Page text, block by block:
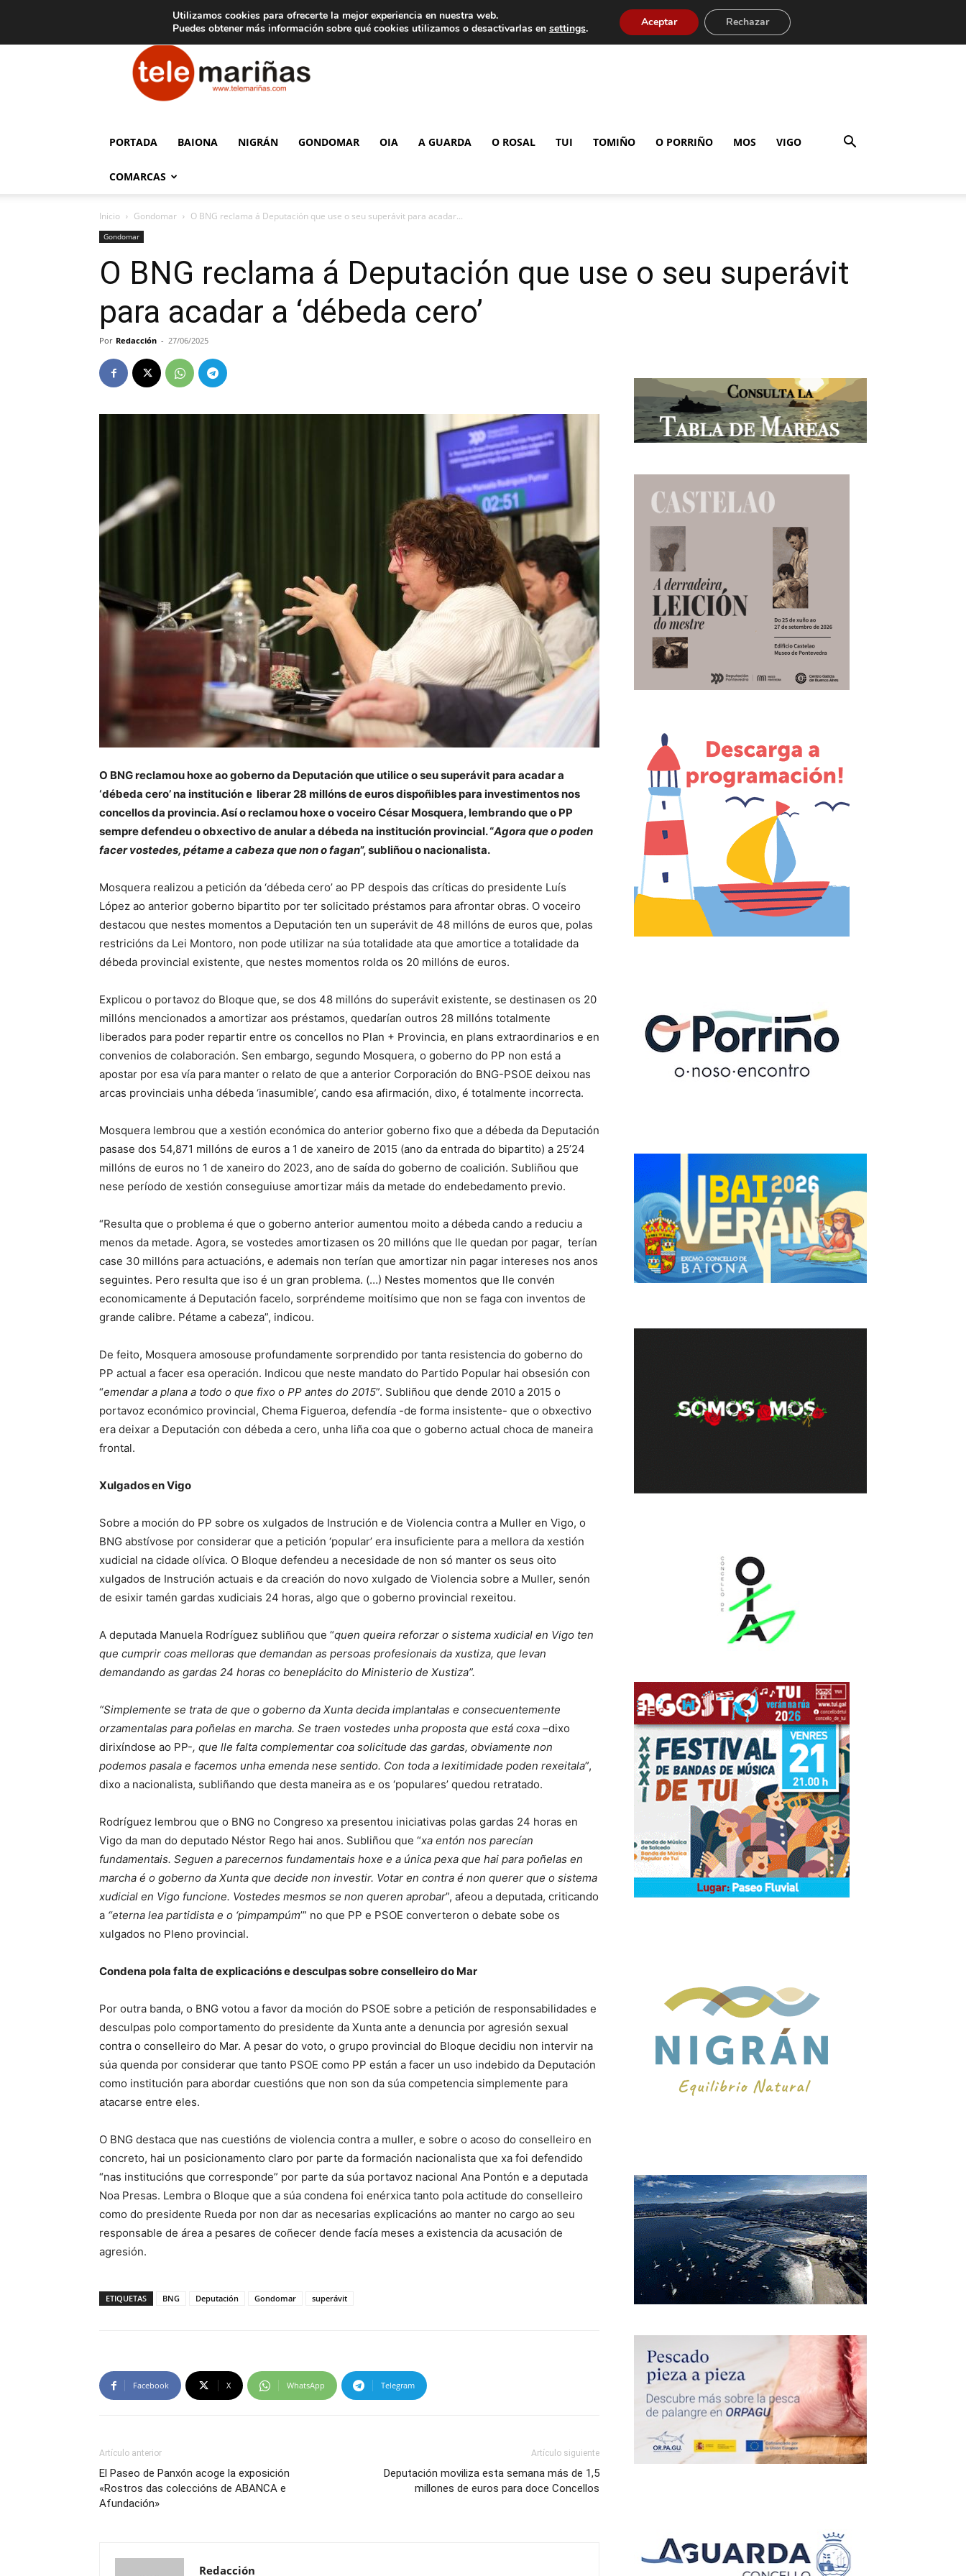
Aviso legal Tarifas de publicidad
Telemariñas
PORTADA BAIONA NIGRÁN GONDOMAR OIA A GUARDA O ROSAL TUI TOMIÑO O PORRIÑO MOS VIGO
COMARCAS
Inicio Gondomar O BNG reclama á Deputación que use o seu superávit para acadar...
Gondomar
O BNG reclama á Deputación que use o seu superávit
para acadar a ‘débeda cero’
Por Redacción - 27/06/2025
O BNG reclamou hoxe ao goberno da Deputación que utilice o seu superávit para acadar a
‘débeda cero’ na institución e liberar 28 millóns de euros dispoñibles para investimentos nos
concellos da provincia. Así o reclamou hoxe o voceiro César Mosquera, lembrando que o PP
sempre defendeu o obxectivo de anular a débeda na institución provincial. “Agora que o poden
facer vostedes, pétame a cabeza que non o fagan”, subliñou o nacionalista.
Mosquera realizou a petición da ‘débeda cero’ ao PP despois das críticas do presidente Luís
López ao anterior goberno bipartito por ter solicitado préstamos para afrontar obras. O voceiro
destacou que nestes momentos a Deputación ten un superávit de 48 millóns de euros que, polas
restricións da Lei Montoro, non pode utilizar na súa totalidade ata que amortice a totalidade da
débeda provincial existente, que nestes momentos rolda os 20 millóns de euros.
Explicou o portavoz do Bloque que, se dos 48 millóns do superávit existente, se destinasen os 20
millóns mencionados a amortizar aos préstamos, quedarían outros 28 millóns totalmente
liberados para poder repartir entre os concellos no Plan + Provincia, en plans extraordinarios e en
convenios de colaboración. Sen embargo, segundo Mosquera, o goberno do PP non está a
apostar por esa vía para manter o relato de que a anterior Corporación do BNG-PSOE deixou nas
arcas provinciais unha débeda ‘inasumible’, cando esa afirmación, dixo, é totalmente incorrecta.
Mosquera lembrou que a xestión económica do anterior goberno fixo que a débeda da Deputación
pasase dos 54,871 millóns de euros a 1 de xaneiro de 2015 (ano da entrada do bipartito) a 25’24
millóns de euros no 1 de xaneiro do 2023, ano de saída do goberno de coalición. Subliñou que
nese período de xestión conseguiuse amortizar máis da metade do endebedamento previo.
“Resulta que o problema é que o goberno anterior aumentou moito a débeda cando a reduciu a
menos da metade. Agora, se vostedes amortizasen os 20 millóns que lle quedan por pagar, terían
case 30 millóns para actuacións, e ademais non terían que amortizar nin pagar intereses nos anos
seguintes. Pero resulta que iso é un gran problema. (…) Nestes momentos que lle convén
economicamente á Deputación facelo, sorpréndeme moitísimo que non se faga con inventos de
grande calibre. Pétame a cabeza”, indicou.
De feito, Mosquera amosouse profundamente sorprendido por tanta resistencia do goberno do
PP actual a facer esa operación. Indicou que neste mandato do Partido Popular hai obsesión con
“emendar a plana a todo o que fixo o PP antes do 2015”. Subliñou que dende 2010 a 2015 o
portavoz económico provincial, Chema Figueroa, defendía -de forma insistente- que o obxectivo
era deixar a Deputación con débeda a cero, unha liña coa que o goberno actual choca de maneira
frontal.
Xulgados en Vigo
Sobre a moción do PP sobre os xulgados de Instrución e de Violencia contra a Muller en Vigo, o
BNG abstívose por considerar que a petición ‘popular’ era insuficiente para a mellora da xestión
xudicial na cidade olívica. O Bloque defendeu a necesidade de non só manter os seus oito
xulgados de Instrución actuais e da creación do novo xulgado de Violencia sobre a Muller, senón
de esixir tamén gardas xudiciais 24 horas, algo que o goberno provincial rexeitou.
A deputada Manuela Rodríguez subliñou que “quen queira reforzar o sistema xudicial en Vigo ten
que cumprir coas melloras que demandan as persoas profesionais da xustiza, que levan
demandando as gardas 24 horas co beneplácito do Ministerio de Xustiza”.
“Simplemente se trata de que o goberno da Xunta decida implantalas e consecuentemente
orzamentalas para poñelas en marcha. Se traen vostedes unha proposta que está coxa –dixo
dirixíndose ao PP-, que lle falta complementar coa solicitude das gardas, obviamente non
podemos pasala e facemos unha emenda nese sentido. Con toda a lexitimidade poden rexeitala”,
dixo a nacionalista, subliñando que desta maneira as e os ‘populares’ quedou retratado.
Rodríguez lembrou que o BNG no Congreso xa presentou iniciativas polas gardas 24 horas en
Vigo da man do deputado Néstor Rego hai anos. Subliñou que “xa entón nos parecían
fundamentais. Seguen a parecernos fundamentais hoxe e a única pexa que hai para poñelas en
marcha é o goberno da Xunta que decide non investir. Votar en contra é non querer que o sistema
xudicial en Vigo funcione. Vostedes mesmos se non queren aprobar”, afeou a deputada, criticando
a “eterna lea partidista e o ‘pimpampúm’” no que PP e PSOE converteron o debate sobe os
xulgados no Pleno provincial.
Condena pola falta de explicacións e desculpas sobre conselleiro do Mar
Por outra banda, o BNG votou a favor da moción do PSOE sobre a petición de responsabilidades e
desculpas polo comportamento do presidente da Xunta ante a denuncia por agresión sexual
contra o conselleiro do Mar. A pesar do voto, o grupo provincial do Bloque decidiu non intervir na
súa quenda por considerar que tanto PSOE como PP están a facer un uso indebido da Deputación
como institución para abordar cuestións que non son da súa competencia simplemente para
atacarse entre eles.
O BNG destaca que nas cuestións de violencia contra a muller, e sobre o acoso do conselleiro en
concreto, hai un posicionamento claro por parte da formación nacionalista que xa foi defendido
“nas institucións que corresponde” por parte da súa portavoz nacional Ana Pontón e a deputada
Noa Presas. Lembra o Bloque que a súa condena foi enérxica tanto pola actitude do conselleiro
como do presidente Rueda por non dar as necesarias explicacións ao manter no cargo ao seu
responsable de área a pesares de coñecer dende facía meses a existencia da acusación de
agresión.
ETIQUETAS BNG Deputación Gondomar superávit
Facebook X WhatsApp Telegram
Artículo anterior
El Paseo de Panxón acoge la exposición
«Rostros das coleccións de ABANCA e
Afundación»
Artículo siguiente
Deputación moviliza esta semana más de 1,5
millones de euros para doce Concellos
Redacción
Utilizamos cookies para ofrecerte la mejor experiencia en nuestra web.
Puedes obtener más información sobre qué cookies utilizamos o desactivarlas en settings. Aceptar Rechazar